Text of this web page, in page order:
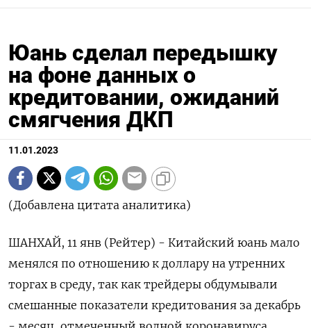
Юань сделал передышку
на фоне данных о
кредитовании, ожиданий
смягчения ДКП
11.01.2023
(Добавлена цитата аналитика)
ШАНХАЙ, 11 янв (Рейтер) - Китайский юань мало
менялся по отношению к доллару на утренних
торгах в среду, так как трейдеры обдумывали
смешанные показатели кредитования за декабрь